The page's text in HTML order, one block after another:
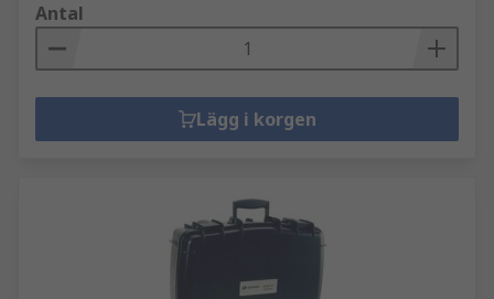
Antal
Lägg i korgen